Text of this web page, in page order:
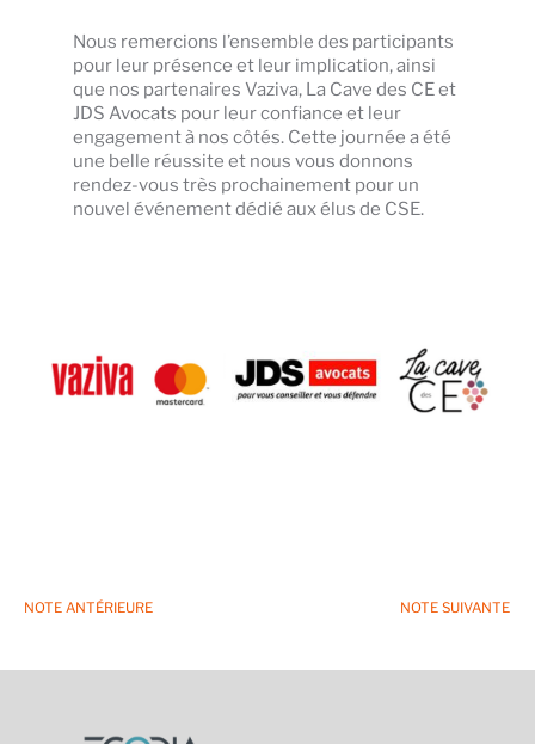
Nous remercions l’ensemble des participants
pour leur présence et leur implication, ainsi
que nos partenaires Vaziva, La Cave des CE et
JDS Avocats pour leur confiance et leur
engagement à nos côtés. Cette journée a été
une belle réussite et nous vous donnons
rendez-vous très prochainement pour un
nouvel événement dédié aux élus de CSE.
NOTE ANTÉRIEURE NOTE SUIVANTE